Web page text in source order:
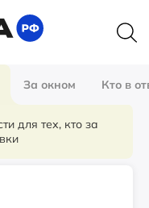
За окном Кто в
для тех, кто за